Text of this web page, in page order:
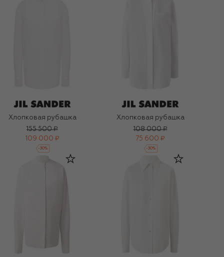
Хлопковая рубашка
155 500 ₽
109 000 ₽
-30%
Хлопковая рубашка
108 000 ₽
75 600 ₽
-30%